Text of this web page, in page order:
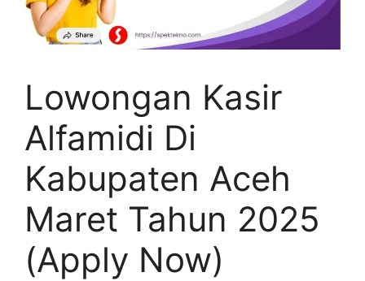
Lowongan Kasir
Alfamidi Di
Kabupaten Aceh
Maret Tahun 2025
(Apply Now)